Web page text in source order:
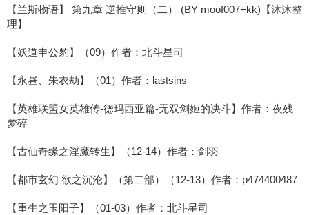
【兰斯物语】 第九章 逆推守则（二） (BY moof007+kk)【沐沐整
理】
【妖道申公豹】（09）作者：北斗星司
【永昼、朱衣劫】（01）作者：lastsins
【英雄联盟女英雄传-德玛西亚篇-无双剑姬的决斗】作者：夜残
梦碎
【古仙奇缘之淫魔转生】（12-14）作者：剑羽
【都市玄幻 欲之沉沦】（第二部）（12-13）作者：p474400487
【重生之玉阳子】（01-03）作者：北斗星司